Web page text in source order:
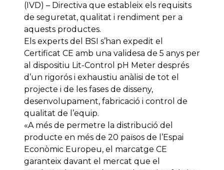
(IVD) – Directiva que estableix els requisits
de seguretat, qualitat i rendiment per a
aquests productes.
Els experts del BSI s’han expedit el
Certificat CE amb una validesa de 5 anys per
al dispositiu Lit-Control pH Meter després
d’un rigorós i exhaustiu anàlisi de tot el
projecte i de les fases de disseny,
desenvolupament, fabricació i control de
qualitat de l’equip.
«A més de permetre la distribució del
producte en més de 20 països de l’Espai
Econòmic Europeu, el marcatge CE
garanteix davant el mercat que el